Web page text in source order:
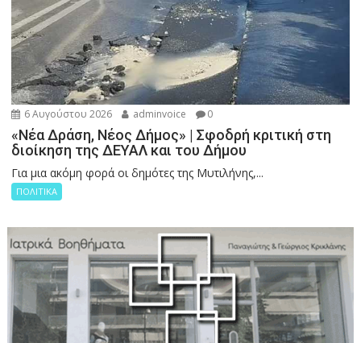
6 Αυγούστου 2026 adminvoice 0
«Νέα Δράση, Νέος Δήμος» | Σφοδρή κριτική στη
διοίκηση της ΔΕΥΑΛ και του Δήμου
Για μια ακόμη φορά οι δημότες της Μυτιλήνης,...
ΠΟΛΙΤΙΚΑ